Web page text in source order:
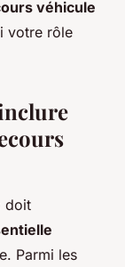
véhicule
votre rôle
doit
Parmi les